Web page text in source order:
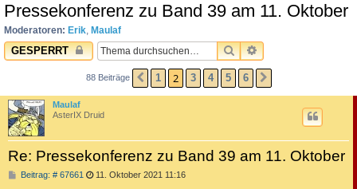
Pressekonferenz zu Band 39 am 11. Oktober
Moderatoren: Erik, Maulaf
GESPERRT SUCHEERWEITERTE
88 Beiträge VORHERIGE
1 2 3 4 5 6
Maulaf
AsterIX Druid
Re: Pressekonferenz zu Band 39 am 11. Oktober
Beitrag: # 67661 B 11. Oktober 2021 11:16